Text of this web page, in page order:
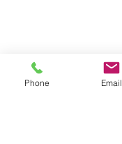
Phone Email